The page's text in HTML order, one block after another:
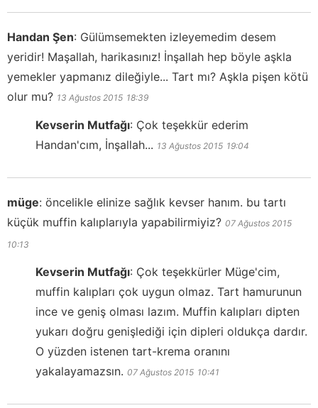
Handan Şen: Gülümsemekten izleyemedim desem
yeridir! Maşallah, harikasınız! İnşallah hep böyle aşkla
yemekler yapmanız dileğiyle... Tart mı? Aşkla pişen kötü
olur mu? 13 Ağustos 2015 18:39
Kevserin Mutfağı: Çok teşekkür ederim
Handan'cım, İnşallah... 13 Ağustos 2015 19:04
müge: öncelikle elinize sağlık kevser hanım. bu tartı
küçük muffin kalıplarıyla yapabilirmiyiz? 07 Ağustos 2015
10:13
Kevserin Mutfağı: Çok teşekkürler Müge'cim,
muffin kalıpları çok uygun olmaz. Tart hamurunun
ince ve geniş olması lazım. Muffin kalıpları dipten
yukarı doğru genişlediği için dipleri oldukça dardır.
O yüzden istenen tart-krema oranını
yakalayamazsın. 07 Ağustos 2015 10:41